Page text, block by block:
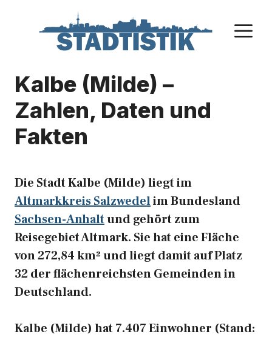
Kalbe (Milde) –
Zahlen, Daten und
Fakten
Die Stadt Kalbe (Milde) liegt im
Altmarkkreis Salzwedelim Bundesland
Sachsen-Anhaltund gehört zum
Reisegebiet Altmark. Sie hat eine Fläche
von 272,84 km² und liegt damit auf Platz
32 der flächenreichsten Gemeinden in
Deutschland.
Kalbe (Milde) hat 7.407 Einwohner (Stand: